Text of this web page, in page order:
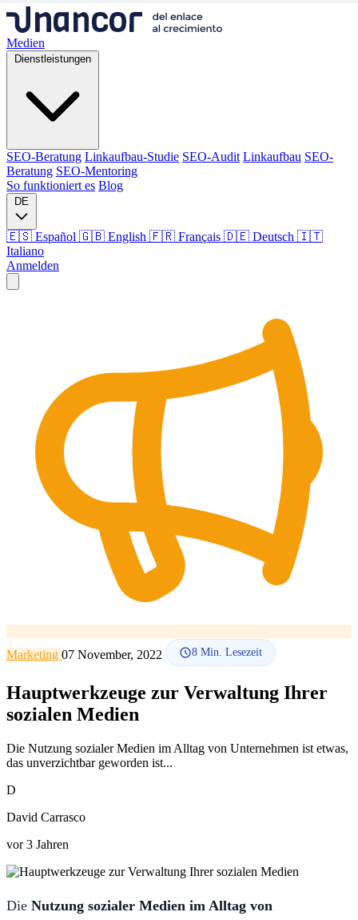
Medien
Dienstleistungen
SEO-Beratung Linkaufbau-Studie SEO-Audit Linkaufbau SEO-
Beratung SEO-Mentoring
So funktioniert es Blog
DE
🇪🇸 Español 🇬🇧 English 🇫🇷 Français 🇩🇪 Deutsch 🇮🇹
Italiano
Anmelden
SEO-Beratung Linkaufbau-Studie Linkaufbau
SEO-
Beratung
SEO-Mentoring
So funktioniert es
Sprache
🇪🇸 ES
🇬🇧 EN 🇫🇷 FR 🇩🇪 DE
Marketing 07 November, 2022 8 Min. Lesezeit
Hauptwerkzeuge zur Verwaltung Ihrer
sozialen Medien
Die Nutzung sozialer Medien im Alltag von Unternehmen ist etwas,
das unverzichtbar geworden ist...
D
David Carrasco
vor 3 Jahren
Die Nutzung sozialer Medien im Alltag von